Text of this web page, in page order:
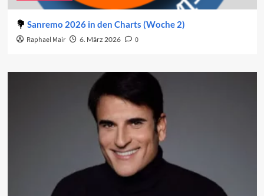
Sanremo 2026 in den Charts (Woche 2)
Raphael Mair 6. März 2026 0